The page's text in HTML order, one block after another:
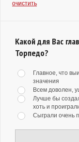
очистить
Какой для Вас
Торпедо?
Главное, что
значения
Всем доволен,
Лучше бы
хоть и
Сыграли очень